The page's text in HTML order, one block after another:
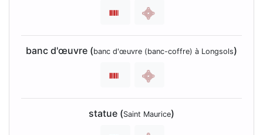
banc d'œuvre (banc d'œuvre (banc-coffre) à Longsols)
statue (Saint Maurice)